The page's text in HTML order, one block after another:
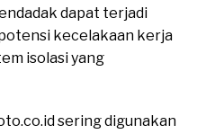
dapat terjadi
kecelakaan kerja
isolasi yang
sering digunakan